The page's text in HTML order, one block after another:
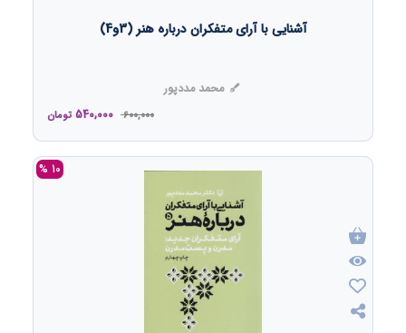
آشنایی با آرای متفکران درباره هنر (3و4)
محمد مددپور
600,000
540,000 تومان
10 %